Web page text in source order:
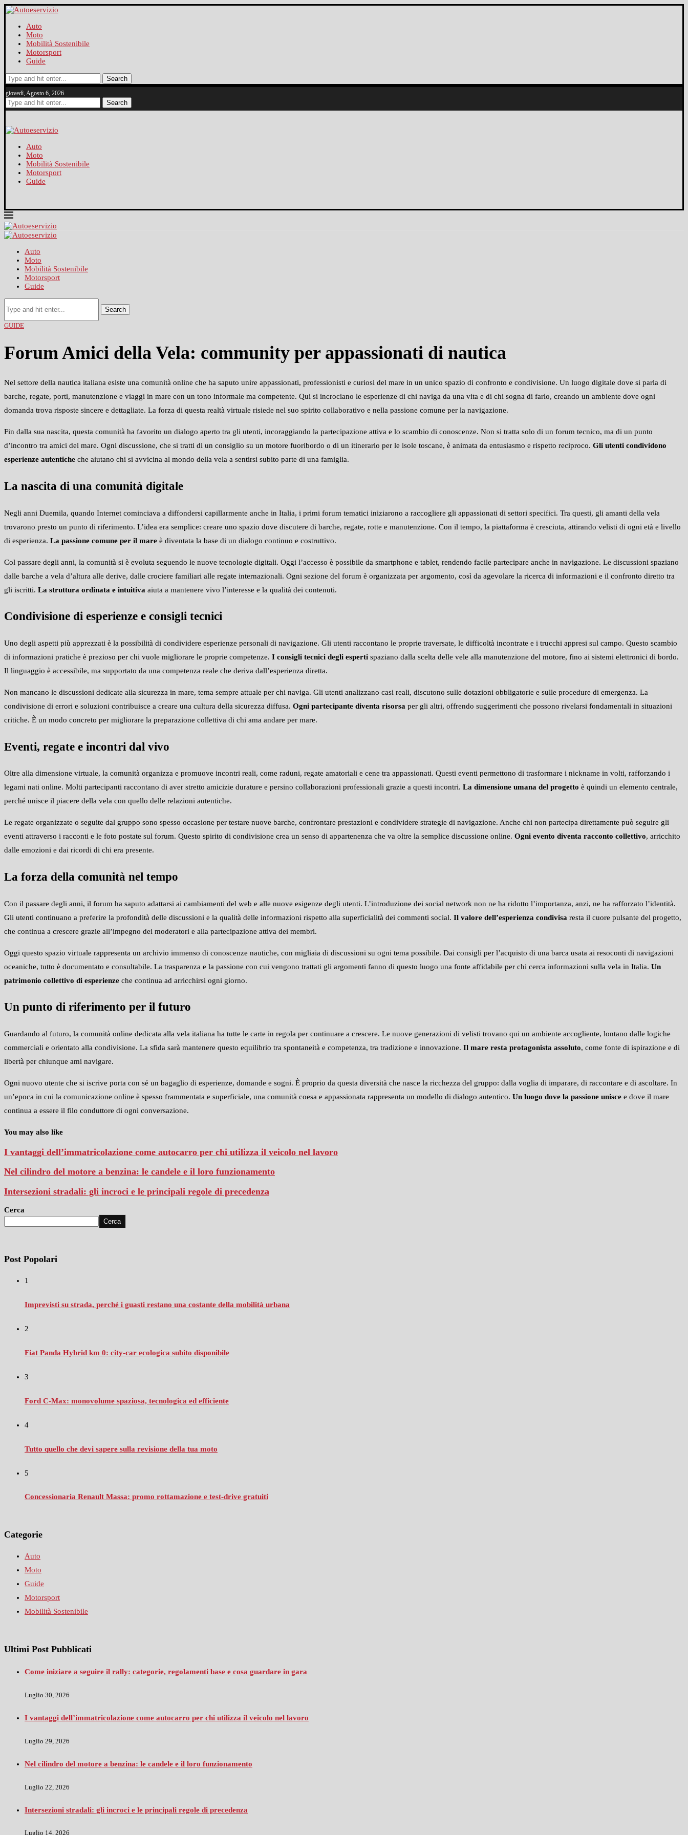
Auto
Moto
Mobilità Sostenibile
Motorsport
Guide
Search
giovedì, Agosto 6, 2026
Search
Auto
Moto
Mobilità Sostenibile
Motorsport
Guide
Auto
Moto
Mobilità Sostenibile
Motorsport
Guide
Search
GUIDE
Forum Amici della Vela: community per appassionati di nautica
Nel settore della nautica italiana esiste una comunità online che ha saputo unire appassionati, professionisti e curiosi del mare in un unico spazio di confronto e condivisione. Un luogo digitale dove si parla di
barche, regate, porti, manutenzione e viaggi in mare con un tono informale ma competente. Qui si incrociano le esperienze di chi naviga da una vita e di chi sogna di farlo, creando un ambiente dove ogni
domanda trova risposte sincere e dettagliate. La forza di questa realtà virtuale risiede nel suo spirito collaborativo e nella passione comune per la navigazione.
Fin dalla sua nascita, questa comunità ha favorito un dialogo aperto tra gli utenti, incoraggiando la partecipazione attiva e lo scambio di conoscenze. Non si tratta solo di un forum tecnico, ma di un punto
d’incontro tra amici del mare. Ogni discussione, che si tratti di un consiglio su un motore fuoribordo o di un itinerario per le isole toscane, è animata da entusiasmo e rispetto reciproco. Gli utenti condividono
esperienze autentiche che aiutano chi si avvicina al mondo della vela a sentirsi subito parte di una famiglia.
La nascita di una comunità digitale
Negli anni Duemila, quando Internet cominciava a diffondersi capillarmente anche in Italia, i primi forum tematici iniziarono a raccogliere gli appassionati di settori specifici. Tra questi, gli amanti della vela
trovarono presto un punto di riferimento. L’idea era semplice: creare uno spazio dove discutere di barche, regate, rotte e manutenzione. Con il tempo, la piattaforma è cresciuta, attirando velisti di ogni età e livello
di esperienza. La passione comune per il mare è diventata la base di un dialogo continuo e costruttivo.
Col passare degli anni, la comunità si è evoluta seguendo le nuove tecnologie digitali. Oggi l’accesso è possibile da smartphone e tablet, rendendo facile partecipare anche in navigazione. Le discussioni spaziano
dalle barche a vela d’altura alle derive, dalle crociere familiari alle regate internazionali. Ogni sezione del forum è organizzata per argomento, così da agevolare la ricerca di informazioni e il confronto diretto tra
gli iscritti. La struttura ordinata e intuitiva aiuta a mantenere vivo l’interesse e la qualità dei contenuti.
Condivisione di esperienze e consigli tecnici
Uno degli aspetti più apprezzati è la possibilità di condividere esperienze personali di navigazione. Gli utenti raccontano le proprie traversate, le difficoltà incontrate e i trucchi appresi sul campo. Questo scambio
di informazioni pratiche è prezioso per chi vuole migliorare le proprie competenze. I consigli tecnici degli esperti spaziano dalla scelta delle vele alla manutenzione del motore, fino ai sistemi elettronici di bordo.
Il linguaggio è accessibile, ma supportato da una competenza reale che deriva dall’esperienza diretta.
Non mancano le discussioni dedicate alla sicurezza in mare, tema sempre attuale per chi naviga. Gli utenti analizzano casi reali, discutono sulle dotazioni obbligatorie e sulle procedure di emergenza. La
condivisione di errori e soluzioni contribuisce a creare una cultura della sicurezza diffusa. Ogni partecipante diventa risorsa per gli altri, offrendo suggerimenti che possono rivelarsi fondamentali in situazioni
critiche. È un modo concreto per migliorare la preparazione collettiva di chi ama andare per mare.
Eventi, regate e incontri dal vivo
Oltre alla dimensione virtuale, la comunità organizza e promuove incontri reali, come raduni, regate amatoriali e cene tra appassionati. Questi eventi permettono di trasformare i nickname in volti, rafforzando i
legami nati online. Molti partecipanti raccontano di aver stretto amicizie durature e persino collaborazioni professionali grazie a questi incontri. La dimensione umana del progetto è quindi un elemento centrale,
perché unisce il piacere della vela con quello delle relazioni autentiche.
Le regate organizzate o seguite dal gruppo sono spesso occasione per testare nuove barche, confrontare prestazioni e condividere strategie di navigazione. Anche chi non partecipa direttamente può seguire gli
eventi attraverso i racconti e le foto postate sul forum. Questo spirito di condivisione crea un senso di appartenenza che va oltre la semplice discussione online. Ogni evento diventa racconto collettivo, arricchito
dalle emozioni e dai ricordi di chi era presente.
La forza della comunità nel tempo
Con il passare degli anni, il forum ha saputo adattarsi ai cambiamenti del web e alle nuove esigenze degli utenti. L’introduzione dei social network non ne ha ridotto l’importanza, anzi, ne ha rafforzato l’identità.
Gli utenti continuano a preferire la profondità delle discussioni e la qualità delle informazioni rispetto alla superficialità dei commenti social. Il valore dell’esperienza condivisa resta il cuore pulsante del progetto,
che continua a crescere grazie all’impegno dei moderatori e alla partecipazione attiva dei membri.
Oggi questo spazio virtuale rappresenta un archivio immenso di conoscenze nautiche, con migliaia di discussioni su ogni tema possibile. Dai consigli per l’acquisto di una barca usata ai resoconti di navigazioni
oceaniche, tutto è documentato e consultabile. La trasparenza e la passione con cui vengono trattati gli argomenti fanno di questo luogo una fonte affidabile per chi cerca informazioni sulla vela in Italia. Un
patrimonio collettivo di esperienze che continua ad arricchirsi ogni giorno.
Un punto di riferimento per il futuro
Guardando al futuro, la comunità online dedicata alla vela italiana ha tutte le carte in regola per continuare a crescere. Le nuove generazioni di velisti trovano qui un ambiente accogliente, lontano dalle logiche
commerciali e orientato alla condivisione. La sfida sarà mantenere questo equilibrio tra spontaneità e competenza, tra tradizione e innovazione. Il mare resta protagonista assoluto, come fonte di ispirazione e di
libertà per chiunque ami navigare.
Ogni nuovo utente che si iscrive porta con sé un bagaglio di esperienze, domande e sogni. È proprio da questa diversità che nasce la ricchezza del gruppo: dalla voglia di imparare, di raccontare e di ascoltare. In
un’epoca in cui la comunicazione online è spesso frammentata e superficiale, una comunità coesa e appassionata rappresenta un modello di dialogo autentico. Un luogo dove la passione unisce e dove il mare
continua a essere il filo conduttore di ogni conversazione.
You may also like
I vantaggi dell’immatricolazione come autocarro per chi utilizza il veicolo nel lavoro
Nel cilindro del motore a benzina: le candele e il loro funzionamento
Intersezioni stradali: gli incroci e le principali regole di precedenza
Cerca
Cerca
Post Popolari
1
Imprevisti su strada, perché i guasti restano una costante della mobilità urbana
2
Fiat Panda Hybrid km 0: city‑car ecologica subito disponibile
3
Ford C‑Max: monovolume spaziosa, tecnologica ed efficiente
4
Tutto quello che devi sapere sulla revisione della tua moto
5
Concessionaria Renault Massa: promo rottamazione e test‑drive gratuiti
Categorie
Auto
Moto
Guide
Motorsport
Mobilità Sostenibile
Ultimi Post Pubblicati
Come iniziare a seguire il rally: categorie, regolamenti base e cosa guardare in gara
Luglio 30, 2026
I vantaggi dell’immatricolazione come autocarro per chi utilizza il veicolo nel lavoro
Luglio 29, 2026
Nel cilindro del motore a benzina: le candele e il loro funzionamento
Luglio 22, 2026
Intersezioni stradali: gli incroci e le principali regole di precedenza
Luglio 14, 2026